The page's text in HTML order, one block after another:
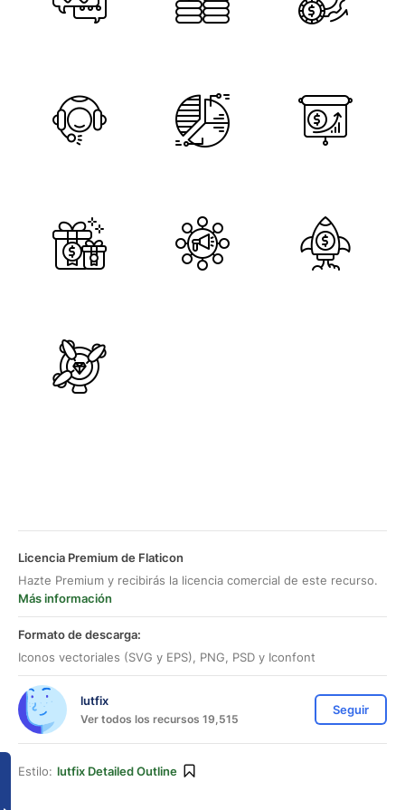
Licencia Premium de Flaticon
Hazte Premium y recibirás la licencia comercial de este recurso.
Más información
Formato de descarga:
Iconos vectoriales (SVG y EPS), PNG, PSD y Iconfont
lutfix
Ver todos los recursos 19,515
Seguir
Estilo: lutfix Detailed Outline